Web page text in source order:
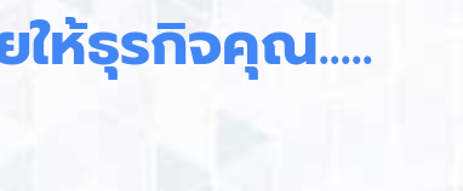
ให้ธุรกิจคุณ.....